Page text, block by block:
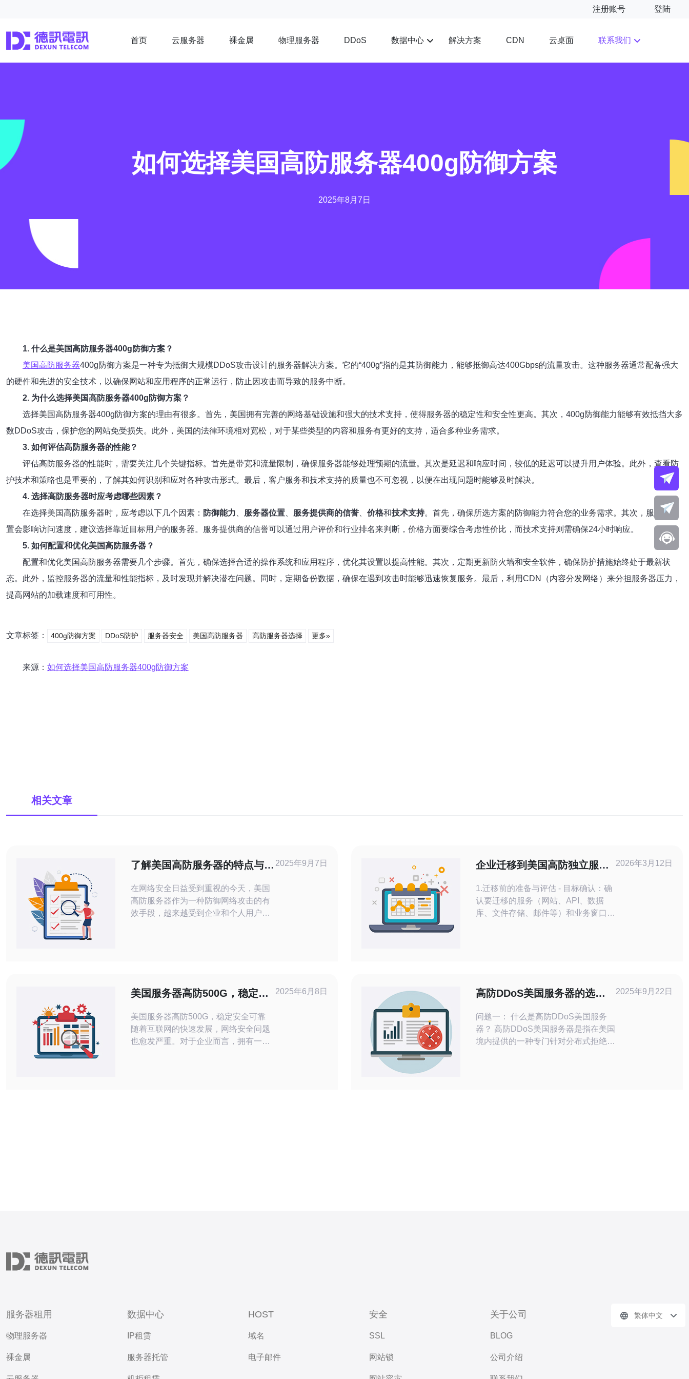
注册账号 登陆
首页 云服务器 裸金属 物理服务器 DDoS 数据中心 解决方案 CDN 云桌面 联系我们
如何选择美国高防服务器400g防御方案
2025年8月7日
1. 什么是美国高防服务器400g防御方案？
美国高防服务器400g防御方案是一种专为抵御大规模DDoS攻击设计的服务器解决方案。它的“400g”指的是其防御能力，能够抵御高达400Gbps的流量攻击。这种服务器通常配备强大
的硬件和先进的安全技术，以确保网站和应用程序的正常运行，防止因攻击而导致的服务中断。
2. 为什么选择美国高防服务器400g防御方案？
选择美国高防服务器400g防御方案的理由有很多。首先，美国拥有完善的网络基础设施和强大的技术支持，使得服务器的稳定性和安全性更高。其次，400g防御能力能够有效抵挡大多
数DDoS攻击，保护您的网站免受损失。此外，美国的法律环境相对宽松，对于某些类型的内容和服务有更好的支持，适合多种业务需求。
3. 如何评估高防服务器的性能？
评估高防服务器的性能时，需要关注几个关键指标。首先是带宽和流量限制，确保服务器能够处理预期的流量。其次是延迟和响应时间，较低的延迟可以提升用户体验。此外，查看防
护技术和策略也是重要的，了解其如何识别和应对各种攻击形式。最后，客户服务和技术支持的质量也不可忽视，以便在出现问题时能够及时解决。
4. 选择高防服务器时应考虑哪些因素？
在选择美国高防服务器时，应考虑以下几个因素： 防御能力 服务器位置 服务提供商的信誉 价格和技术支持。首先，确保所选方案的防御能力符合您的业务需求。其次，服务器位
置会影响访问速度，建议选择靠近目标用户的服务器。服务提供商的信誉可以通过用户评价和行业排名来判断，价格方面要综合考虑性价比，而技术支持则需确保24小时响应。
5. 如何配置和优化美国高防服务器？
配置和优化美国高防服务器需要几个步骤。首先，确保选择合适的操作系统和应用程序，优化其设置以提高性能。其次，定期更新防火墙和安全软件，确保防护措施始终处于最新状
态。此外，监控服务器的流量和性能指标，及时发现并解决潜在问题。同时，定期备份数据，确保在遇到攻击时能够迅速恢复服务。最后，利用CDN（内容分发网络）来分担服务器压力，
提高网站的加载速度和可用性。
文章标签： 400g防御方案 DDoS防护 服务器安全 美国高防服务器 高防服务器选择 更多»
来源： 如何选择美国高防服务器400g防御方案
相关文章
了解美国高防服务器的特点与配
在网络安全日益受到重视的今天，美国
高防服务器作为一种防御网络攻击的有
效手段，越来越受到企业和个人用户的
常，这些服务器配置了多重防护措施，
包括DDoS攻击防护、流量清洗、IP
2025年9月7日
企业迁移到美国高防独立服务
1.迁移前的准备与评估 - 目标确认：确
认要迁移的服务（网站、API、数据
库、文件存储、邮件等）和业务窗口
失、DNS切换延迟、证书问题、依赖
第三方服务可达性等潜在
2026年3月12日
美国服务器高防500G，稳定安
美国服务器高防500G，稳定安全可靠
随着互联网的快速发展，网络安全问题
也愈发严重。对于企业而言，拥有一台
2025年6月8日
高防DDoS美国服务器的选择
问题一： 什么是高防DDoS美国服务
器？ 高防DDoS美国服务器是指在美国
境内提供的一种专门针对分布式拒绝服
2025年9月22日
服务器租用
物理服务器
裸金属
数据中心
IP租赁
服务器托管
HOST
域名
电子邮件
安全
SSL
网站锁
关于公司
BLOG
公司介绍
繁体中文